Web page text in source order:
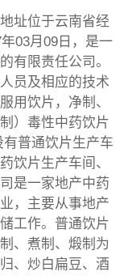
址位于云南省经
03月09日，是一
有限责任公司。
员及相应的技术
用饮片，净制、
）毒性中药饮片
有普通饮片生产车
饮片生产车间、
是一家地产中药
，主要从事地产
工作。普通饮片
、煮制、煅制为
、炒白扁豆、酒